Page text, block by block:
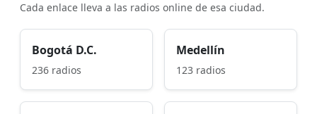
Cada enlace lleva a las radios online de esa ciudad.
Bogotá D.C.
236 radios
Medellín
123 radios